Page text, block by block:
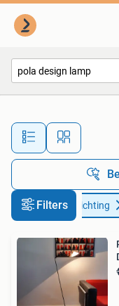
Filters
Huis en Inrichting